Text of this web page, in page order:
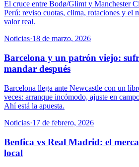
El cruce entre Bodø/Glimt y Manchester
Perú: reviso cuotas, clima, rotaciones y el
valor real.
Noticias·18 de marzo, 2026
Barcelona y un patrón viejo:
mandar después
Barcelona llega ante Newcastle con un
veces: arranque incómodo, ajuste en
Ahí está la apuesta.
Noticias·17 de febrero, 2026
Benfica vs Real Madrid: el
local